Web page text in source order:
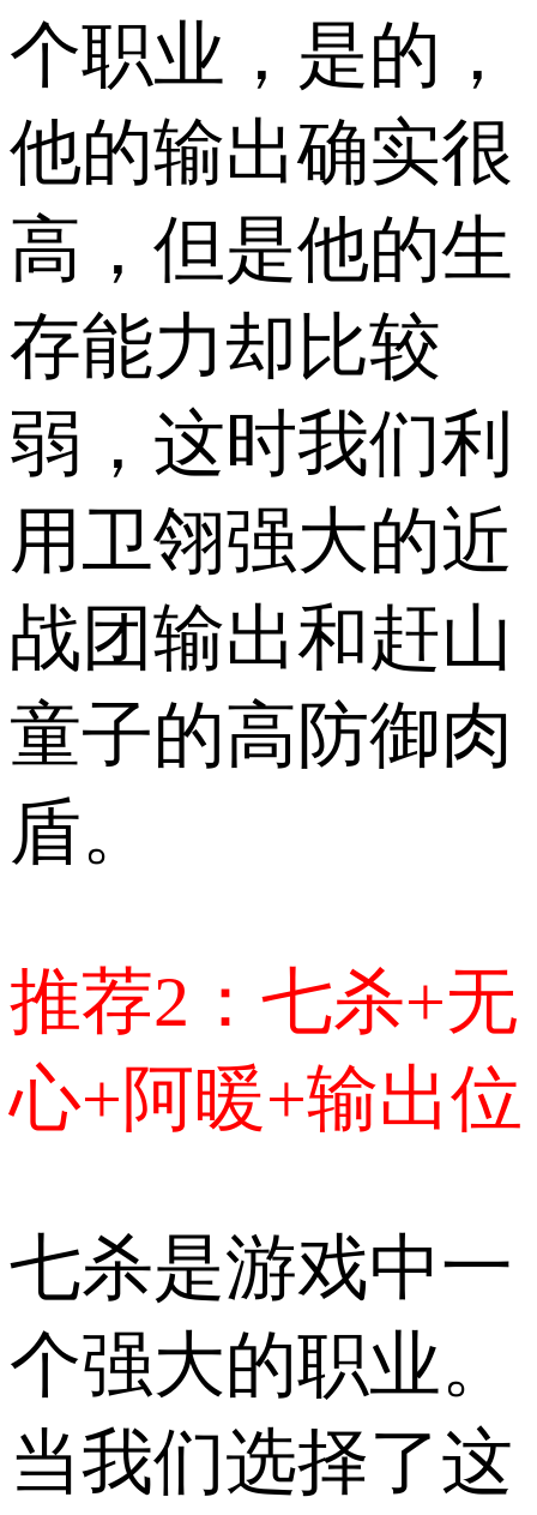
个职业，是的，
他的输出确实很
高，但是他的生
存能力却比较
弱，这时我们利
用卫翎强大的近
战团输出和赶山
童子的高防御肉
盾。
推荐2：七杀+无
心+阿暖+输出位
七杀是游戏中一
个强大的职业。
当我们选择了这